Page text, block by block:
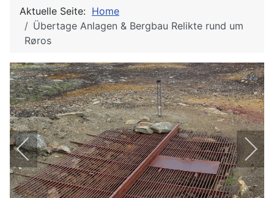
Aktuelle Seite: Home
Übertage Anlagen & Bergbau Relikte rund um
Røros